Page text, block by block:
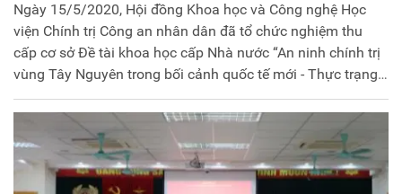
Ngày 15/5/2020, Hội đồng Khoa học và Công nghệ Học
viện Chính trị Công an nhân dân đã tổ chức nghiệm thu
cấp cơ sở Đề tài khoa học cấp Nhà nước “An ninh chính trị
vùng Tây Nguyên trong bối cảnh quốc tế mới - Thực trạng
và giải pháp”, mã số TN17/X03 do Học viện Chính trị Công
an nhân dân chủ trì và đồng chí Thiếu tướng, GS. TS Bùi
Quảng Bạ, nguyên Phó Tổng cục trưởng Tổng cục An ninh
làm Chủ nhiệm. Hội đồng gồm 9 thành viên do đồng chí
Trung tướng, PGS. TS Trần Vi Dân, Giám đốc Học viện